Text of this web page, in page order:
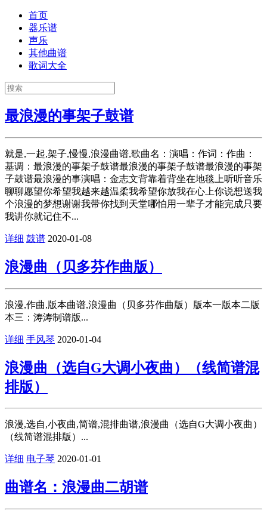
首页
器乐谱
声乐
其他曲谱
歌词大全
最浪漫的事架子鼓谱
就是,一起,架子,慢慢,浪漫曲谱,歌曲名：演唱：作词：作曲：
基调：最浪漫的事架子鼓谱最浪漫的事架子鼓谱最浪漫的事架
子鼓谱最浪漫的事演唱：金志文背靠着背坐在地毯上听听音乐
聊聊愿望你希望我越来越温柔我希望你放我在心上你说想送我
个浪漫的梦想谢谢我带你找到天堂哪怕用一辈子才能完成只要
我讲你就记住不...
详细 鼓谱 2020-01-08
浪漫曲（贝多芬作曲版）
浪漫,作曲,版本曲谱,浪漫曲（贝多芬作曲版）版本一版本二版
本三：涛涛制谱版...
详细 手风琴 2020-01-04
浪漫曲（选自G大调小夜曲）（线简谱混
排版）
浪漫,选自,小夜曲,简谱,混排曲谱,浪漫曲（选自G大调小夜曲）
（线简谱混排版）...
详细 电子琴 2020-01-01
曲谱名：浪漫曲二胡谱